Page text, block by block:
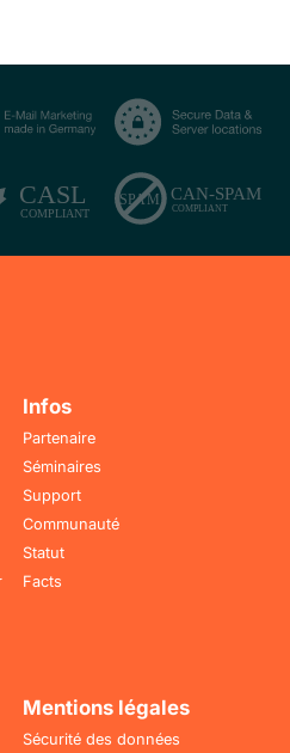
Infos
Partenaire
Séminaires
Support
Communauté
Statut
Facts
Mentions légales
Sécurité des données